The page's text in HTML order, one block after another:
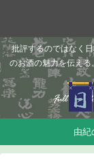
批評するのではなく
のお酒の魅力を伝える
由紀